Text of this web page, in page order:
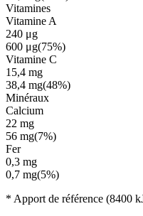
Vitamines
Vitamine A
240 μg
600 μg(75%)
Vitamine C
15,4 mg
38,4 mg(48%)
Minéraux
Calcium
22 mg
56 mg(7%)
Fer
0,3 mg
0,7 mg(5%)
* Apport de référence (8400